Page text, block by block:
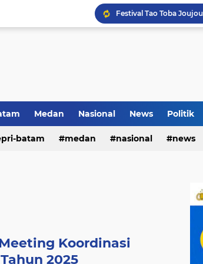
Pemko Medan Raih
Medan Nasional News Politik
batam medan nasional news
Koordinasi
2025